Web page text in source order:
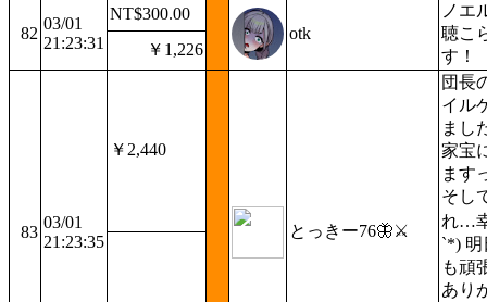
82
03/01
21:23:31
NT$300.00
otk
ノエ
聴こ
す！
￥1,226
83
03/01
21:23:35
￥2,440
とっきー76🦋⚔️
団長
イル
まし
家宝
ます
そし
れ…
`*) 明
も頑
あり